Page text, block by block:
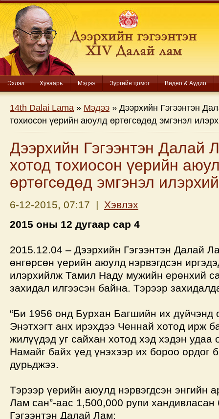
Эхлэл Хуваарь Мэдээ Зургийн цомог Видео & Аудио
14th Dalai Lama » Мэдээ » Дээрхийн Гэгээнтэн
тохиосон үерийн аюулд өртөгсөдөд эмгэнэл
Дээрхийн Гэгээнтэн Далай
хотод тохиосон үерийн
өртөгсөдөд эмгэнэл
6-12-2015, 07:17 | Хэвлэх
2015 оны 12 дугаар сар 4
2015.12.04 – Дээрхийн Гэгээнтэн Далай
өнгөрсөн үерийн аюулд нэрвэгдсэн
илэрхийлж Тамил Наду мужийн ерөнхий
захидал илгээсэн байна. Тэрээр
“Би 1956 онд Бурхан Багшийн их дүйчэнд
Энэтхэгт анх ирэхдээ Ченнай хотод ирж
жилүүдэд уг сайхан хотод хэд хэдэн удаа
Намайг байх үед үнэхээр их бороо ордог
дурьджээ.
Тэрээр үерийн аюулд нэрвэгдсэн энгийн
Лам сан”-аас 1,500,000 рупи
Гэгээнтэн Далай Лам: